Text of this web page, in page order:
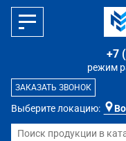
Выберите локацию:
режим
+7
ЗАКАЗАТЬ ЗВОНОК